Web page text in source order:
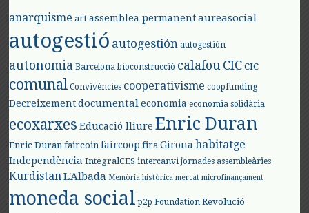
anarquisme art assemblea permanent aureasocial
autogestió autogestión autogestión
autonomia Barcelona bioconstrucció calafouCIC CIC
comunal Convivències cooperativisme coopfunding
Decreixement documental economia economia solidària
ecoxarxes Educació lliure Enric Duran
Enric Duran faircoin faircoop fira Girona habitatge
Independència IntegralCES intercanvi jornades assembleàries
KurdistanL'Albada Memòria històrica mercat microfinançament
moneda social p2p Foundation Revolució